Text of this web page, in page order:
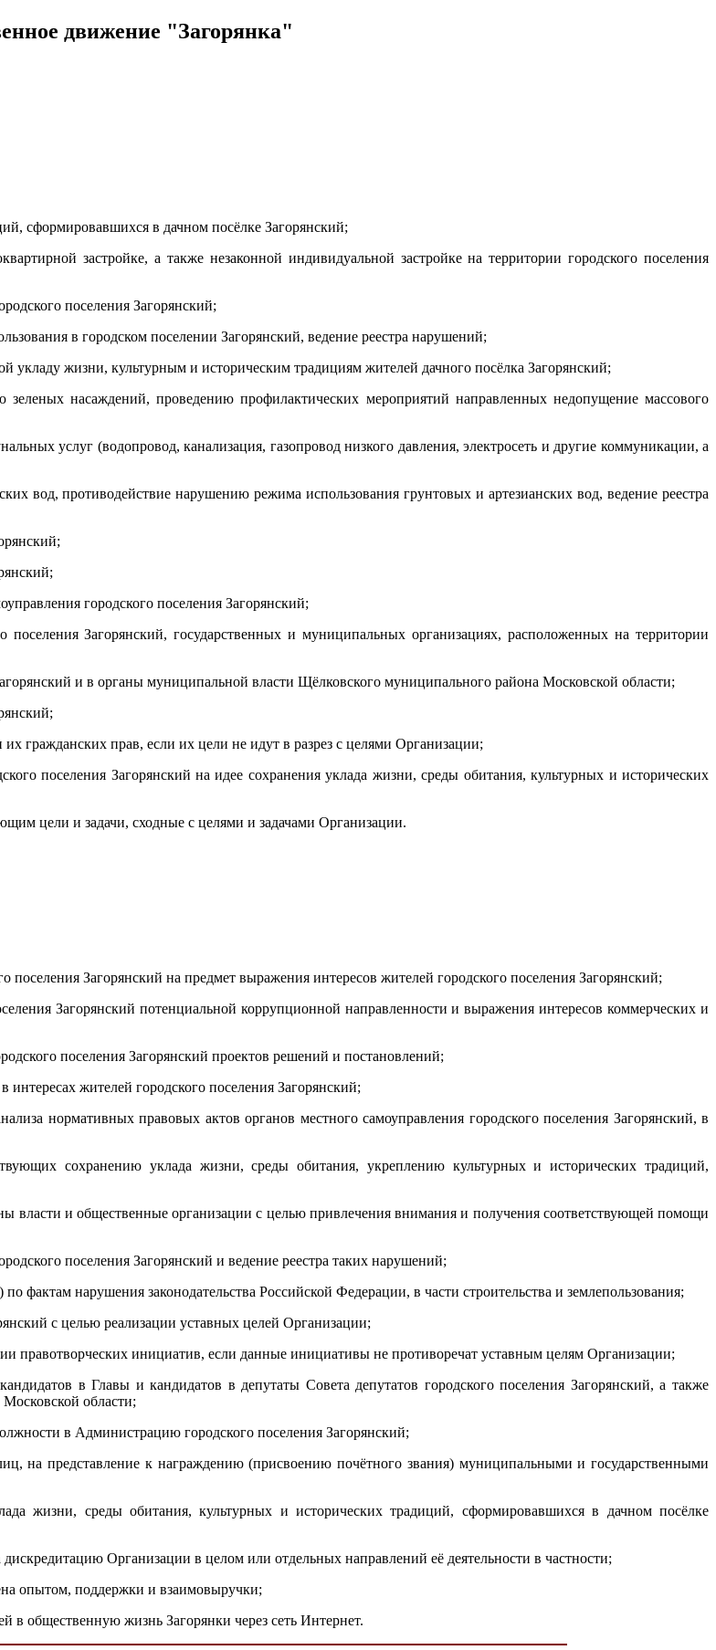
движение "Загорянка"
сформировавшихся в дачном посёлке Загорянский;
застройке, а также незаконной индивидуальной застройке на территории городского поселения
поселения Загорянский;
в городском поселении Загорянский, ведение реестра нарушений;
укладу жизни, культурным и историческим традициям жителей дачного посёлка Загорянский;
зеленых насаждений, проведению профилактических мероприятий направленных недопущение массового
услуг (водопровод, канализация, газопровод низкого давления, электросеть и другие коммуникации, а
вод, противодействие нарушению режима использования грунтовых и артезианских вод, ведение реестра
городского поселения Загорянский;
поселения Загорянский, государственных и муниципальных организациях, расположенных на территории
и в органы муниципальной власти Щёлковского муниципального района Московской области;
гражданских прав, если их цели не идут в разрез с целями Организации;
поселения Загорянский на идее сохранения уклада жизни, среды обитания, культурных и исторических
цели и задачи, сходные с целями и задачами Организации.
Загорянский на предмет выражения интересов жителей городского поселения Загорянский;
Загорянский потенциальной коррупционной направленности и выражения интересов коммерческих и
поселения Загорянский проектов решений и постановлений;
жителей городского поселения Загорянский;
нормативных правовых актов органов местного самоуправления городского поселения Загорянский, в
сохранению уклада жизни, среды обитания, укреплению культурных и исторических традиций,
власти и общественные организации с целью привлечения внимания и получения соответствующей помощи
поселения Загорянский и ведение реестра таких нарушений;
фактам нарушения законодательства Российской Федерации, в части строительства и землепользования;
с целью реализации уставных целей Организации;
правотворческих инициатив, если данные инициативы не противоречат уставным целям Организации;
в Главы и кандидатов в депутаты Совета депутатов городского поселения Загорянский, а также
области;
в Администрацию городского поселения Загорянский;
на представление к награждению (присвоению почётного звания) муниципальными и государственными
жизни, среды обитания, культурных и исторических традиций, сформировавшихся в дачном посёлке
Организации в целом или отдельных направлений её деятельности в частности;
опытом, поддержки и взаимовыручки;
в общественную жизнь Загорянки через сеть Интернет.